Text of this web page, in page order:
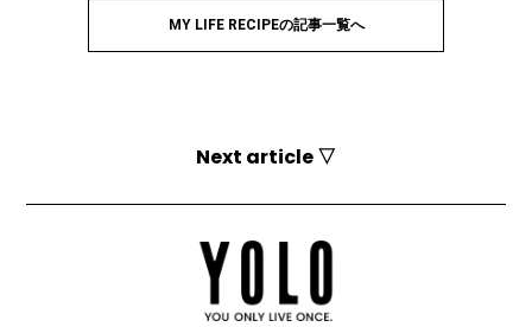
MY LIFE RECIPEの記事一覧へ
Next article ▽